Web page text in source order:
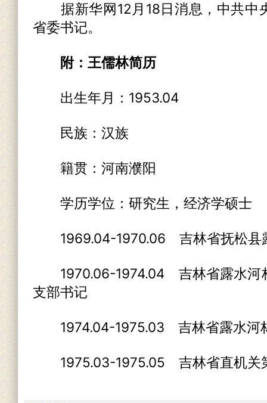
据新华网12月18日消息，中共中
省委书记。
附：王儒林简历
出生年月：1953.04
民族：汉族
籍贯：河南濮阳
学历学位：研究生，经济学硕士
1969.04-1970.06 吉林省抚松县
1970.06-1974.04 吉林省露水河
支部书记
1974.04-1975.03 吉林省露水河
1975.03-1975.05 吉林省直机关